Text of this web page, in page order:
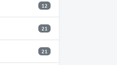
12
21
21